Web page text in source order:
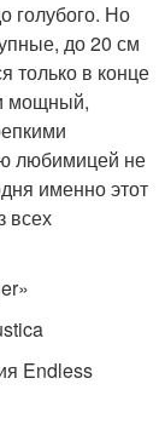
голубого. Но
до 20 см
только в конце
мощный,
любимицей не
именно этот
всех
Endless